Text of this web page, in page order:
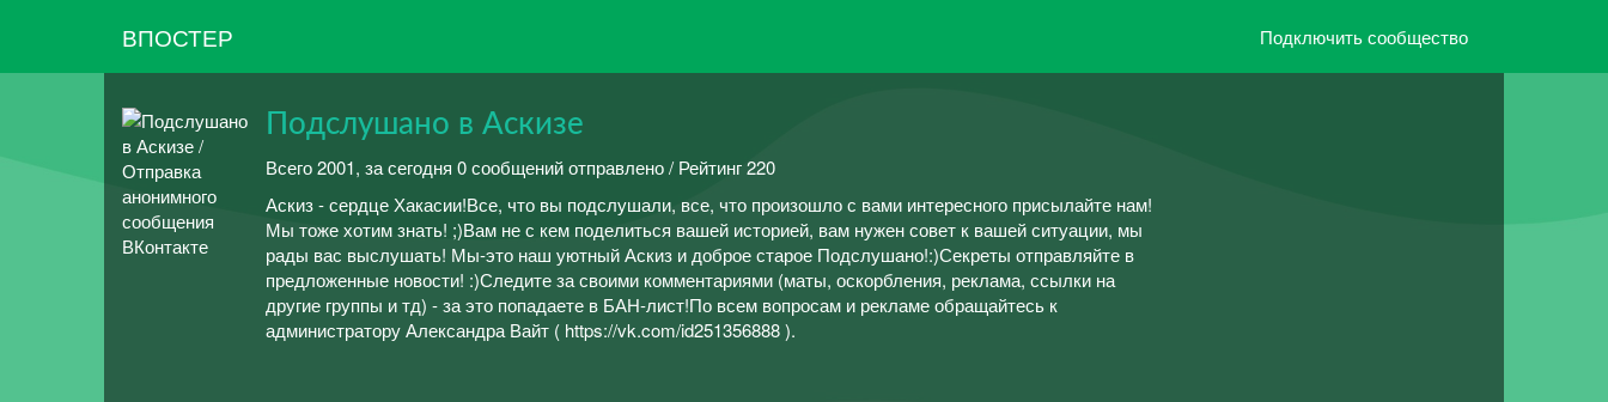
ВПОСТЕР Подключить сообщество
Подслушано в Аскизе
Всего 2001, за сегодня 0 сообщений отправлено / Рейтинг 220
Аскиз - сердце Хакасии!Все, что вы подслушали, все, что произошло с вами интересного присылайте нам!
Мы тоже хотим знать! ;)Вам не с кем поделиться вашей историей, вам нужен совет к вашей ситуации, мы
рады вас выслушать! Мы-это наш уютный Аскиз и доброе старое Подслушано!:)Секреты отправляйте в
предложенные новости! :)Следите за своими комментариями (маты, оскорбления, реклама, ссылки на
другие группы и тд) - за это попадаете в БАН-лист!По всем вопросам и рекламе обращайтесь к
администратору Александра Вайт ( https://vk.com/id251356888 ).